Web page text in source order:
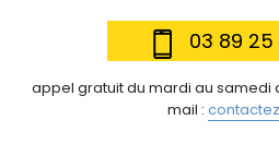
03 89
appel gratuit du mardi au samedi
mail :